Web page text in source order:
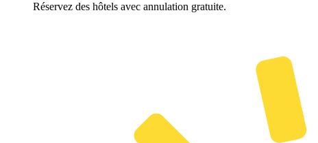
Réservez des hôtels avec annulation gratuite.